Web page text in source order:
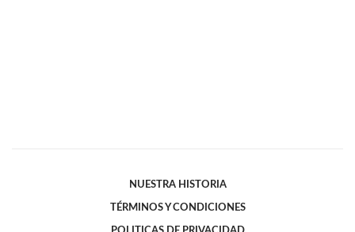
NUESTRA HISTORIA
TÉRMINOS Y CONDICIONES